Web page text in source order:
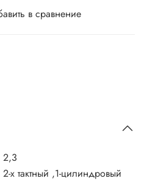
в сравнение
2,3
2-х тактный ,1-цилиндровый